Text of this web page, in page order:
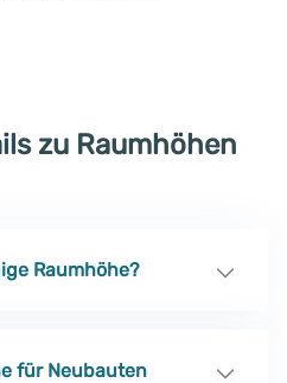
zu Raumhöhen
Raumhöhe?
für Neubauten